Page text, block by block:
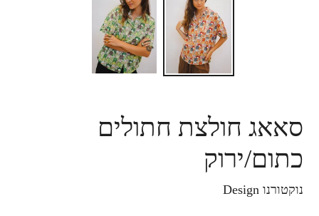
סאאג חולצת חתולים
כתום/ירוק
נוקטורנו Design